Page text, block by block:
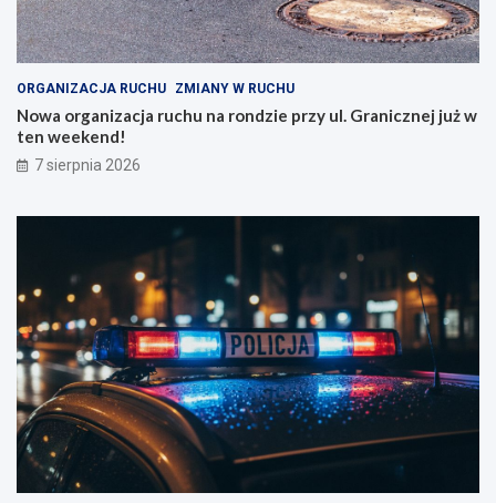
W
r
o
c
a
w
i
a
n
i
c
n
e
j
e
w
e
e
k
e
n
ORGANIZACJA RUCHU ZMIANY W RUCHU
Nowa organizacja ruchu na rondzie przy ul. Granicznej już w
ten weekend!
7 sierpnia 2026